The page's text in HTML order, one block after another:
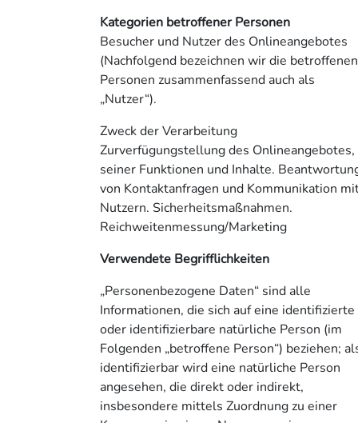
Kategorien betroffener Personen
Besucher und Nutzer des Onlineangebotes
(Nachfolgend bezeichnen wir die betroffenen
Personen zusammenfassend auch als
„Nutzer“).
Zweck der Verarbeitung
Zurverfügungstellung des Onlineangebotes,
seiner Funktionen und Inhalte.
von Kontaktanfragen und Kommunikation
Nutzern. Sicherheitsmaßnahmen.
Reichweitenmessung/Marketing
Verwendete Begrifflichkeiten
„Personenbezogene Daten“ sind alle
Informationen, die sich auf eine identifizierte
oder identifizierbare natürliche Person (im
Folgenden „betroffene Person“) beziehen;
identifizierbar wird eine natürliche Person
angesehen, die direkt oder indirekt,
insbesondere mittels Zuordnung zu einer